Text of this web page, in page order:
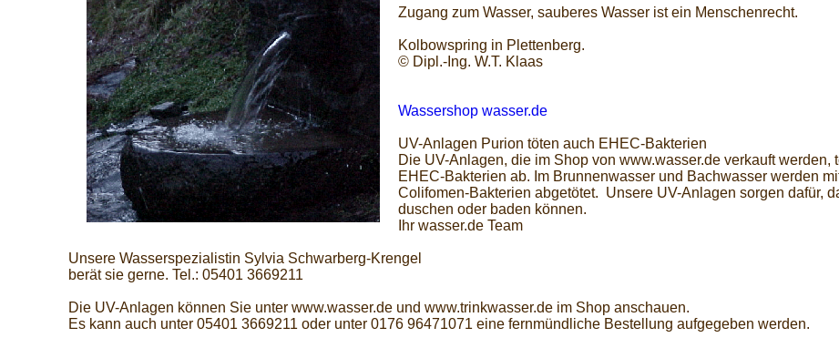
Zugang zum Wasser, sauberes Wasser ist ein Menschenrecht.
Kolbowspring in Plettenberg.
© Dipl.-Ing. W.T. Klaas
Wassershop wasser.de
UV-Anlagen Purion töten auch EHEC-Bakterien
Die UV-Anlagen, die im Shop von www.wasser.de verkauft
EHEC-Bakterien ab. Im Brunnenwasser und Bachwasser werden
Colifomen-Bakterien abgetötet. Unsere UV-Anlagen sorgen dafür,
duschen oder baden können.
Ihr wasser.de Team
Unsere Wasserspezialistin Sylvia Schwarberg-Krengel
berät sie gerne. Tel.: 05401 3669211
Die UV-Anlagen können Sie unter www.wasser.de und www.trinkwasser.de im Shop anschauen.
Es kann auch unter 05401 3669211 oder unter 0176 96471071 eine fernmündliche Bestellung aufgegeben werden.